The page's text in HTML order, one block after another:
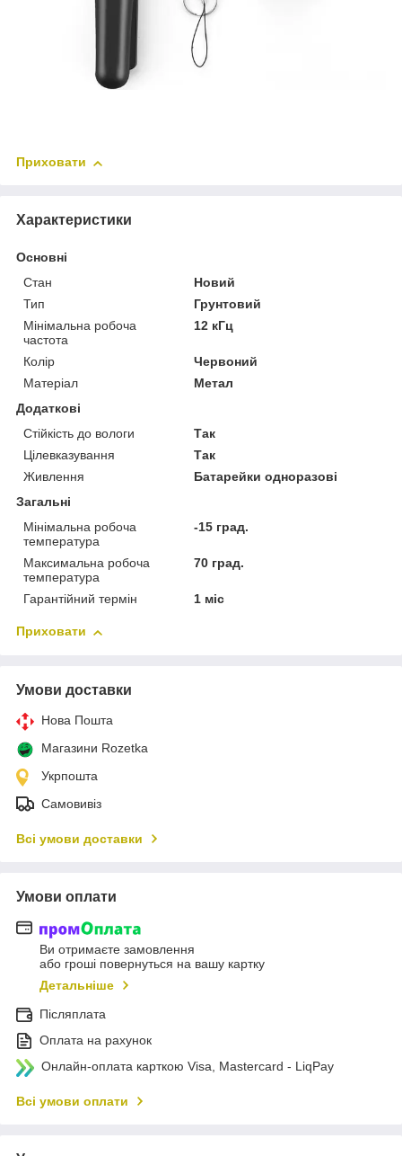
Приховати
Характеристики
Основні
Стан
Новий
Тип
Грунтовий
Мінімальна робоча
частота
12 кГц
Колір
Червоний
Матеріал
Метал
Додаткові
Стійкість до вологи
Так
Цілевказування
Так
Живлення
Батарейки одноразові
Загальні
Мінімальна робоча
температура
-15 град.
Максимальна робоча
температура
70 град.
Гарантійний термін 1 міс
Приховати
Умови доставки
Нова Пошта
Магазини Rozetka
Укрпошта
Самовивіз
Всі умови доставки
Умови оплати
Ви отримаєте замовлення
або гроші повернуться на вашу картку
Детальніше
Післяплата
Оплата на рахунок
Онлайн-оплата карткою Visa, Mastercard - LiqPay
Всі умови оплати